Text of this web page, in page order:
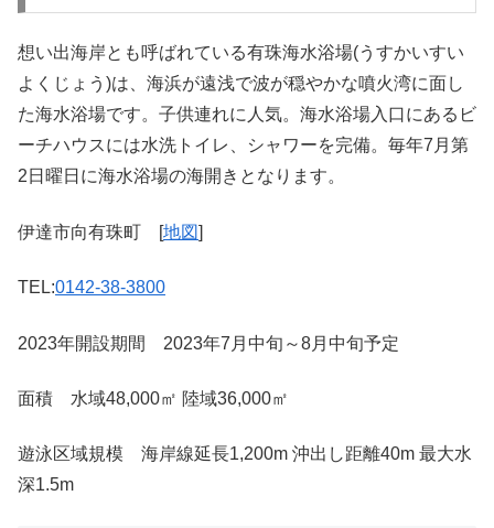
想い出海岸とも呼ばれている有珠海水浴場(うすかいすい
よくじょう)は、海浜が遠浅で波が穏やかな噴火湾に面し
た海水浴場です。子供連れに人気。海水浴場入口にあるビ
ーチハウスには水洗トイレ、シャワーを完備。毎年7月第
2日曜日に海水浴場の海開きとなります。
伊達市向有珠町 [地図]
TEL:0142-38-3800
2023年開設期間 2023年7月中旬～8月中旬予定
面積 水域48,000㎡ 陸域36,000㎡
遊泳区域規模 海岸線延長1,200m 沖出し距離40m 最大水
深1.5m